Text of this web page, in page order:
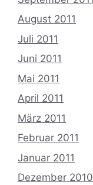
August 2011
Juli 2011
Juni 2011
Mai 2011
April 2011
März 2011
Februar 2011
Januar 2011
Dezember 2010